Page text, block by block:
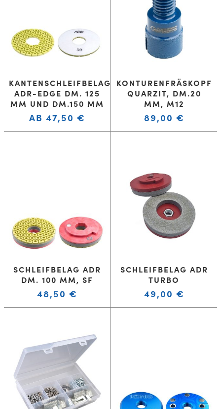
KANTENSCHLEIFBELAG
ADR-EDGE DM. 125
MM UND DM.150 MM
AB 47,50 €
KONTURENFRÄSKOPF
QUARZIT, DM.20
MM, M12
89,00 €
SCHLEIFBELAG ADR
DM. 100 MM, SF
48,50 €
SCHLEIFBELAG ADR
TURBO
49,00 €